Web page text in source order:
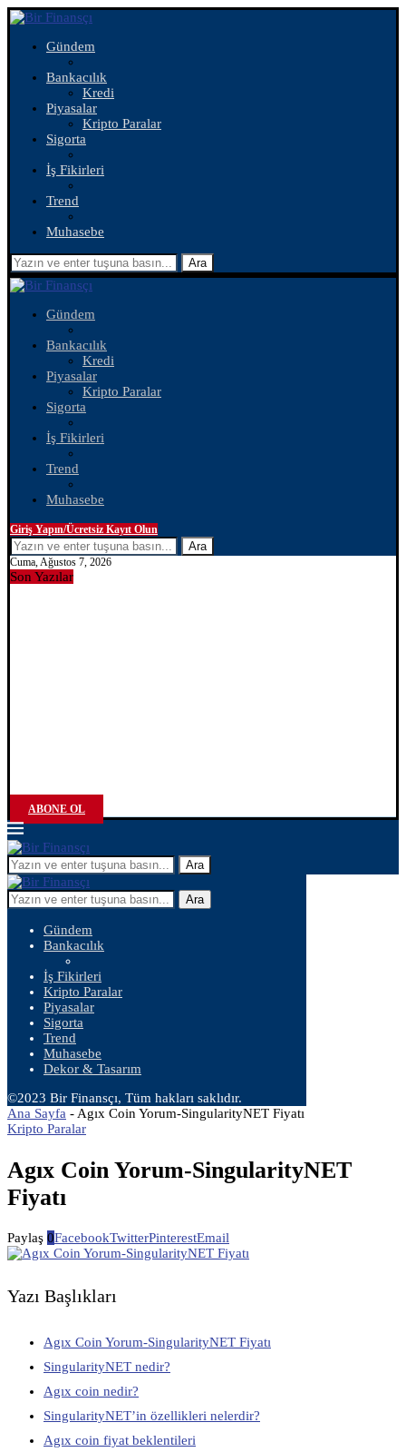
Gündem
Bankacılık
Kredi
Piyasalar
Kripto Paralar
Sigorta
İş Fikirleri
Trend
Muhasebe
Ara
Gündem
Bankacılık
Kredi
Piyasalar
Kripto Paralar
Sigorta
İş Fikirleri
Trend
Muhasebe
Giriş Yapın/Ücretsiz Kayıt Olun
Ara
Cuma, Ağustos 7, 2026
Son Yazılar
ABONE OL
Ara
Ara
Gündem
Bankacılık
İş Fikirleri
Kripto Paralar
Piyasalar
Sigorta
Trend
Muhasebe
Dekor & Tasarım
©2023 Bir Finansçı, Tüm hakları saklıdır.
Ana Sayfa - Agıx Coin Yorum-SingularityNET Fiyatı
Kripto Paralar
Agıx Coin Yorum-SingularityNET
Fiyatı
Paylaş 0FacebookTwitterPinterestEmail
Yazı Başlıkları
Agıx Coin Yorum-SingularityNET Fiyatı
SingularityNET nedir?
Agıx coin nedir?
SingularityNET’in özellikleri nelerdir?
Agıx coin fiyat beklentileri